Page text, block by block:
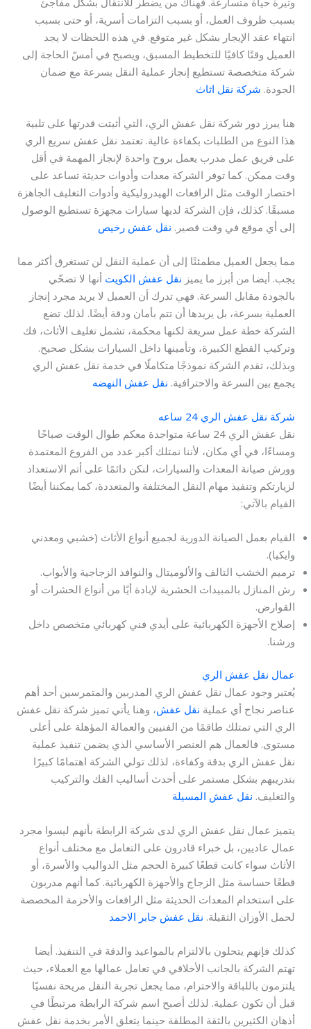
بسبب ظروف العمل، أو بسبب التزامات أسرية، أو حتى بسبب
انتهاء عقد الإيجار بشكل غير متوقع. في هذه اللحظات لا يجد
العميل وقتًا كافيًا للتخطيط المسبق، ويصبح في أمسّ الحاجة إلى
شركة متخصصة تستطيع إنجاز عملية النقل بسرعة مع ضمان
الجودة. شركة نقل اثاث
هنا يبرز دور شركة نقل عفش الري، التي أثبتت قدرتها على تلبية
هذا النوع من الطلبات بكفاءة عالية. تعتمد نقل عفش سريع الري
على فريق عمل مدرب يعمل بروح واحدة لإنجاز المهمة في أقل
وقت ممكن. كما توفر الشركة معدات وأدوات حديثة تساعد على
اختصار الوقت مثل الرافعات الهيدروليكية وأدوات التغليف الجاهزة
مسبقًا. كذلك، فإن الشركة لديها سيارات مجهزة تستطيع الوصول
إلى أي موقع في وقت قصير. نقل عفش رخيص
مما يجعل العميل مطمئنًا إلى أن عملية النقل لن تستغرق أكثر مما
يجب. أيضا من أبرز ما يميز نقل عفش الكويت أنها لا تضحّي
بالجودة مقابل السرعة. فهي تدرك أن العميل لا يريد مجرد إنجاز
العملية بسرعة، بل يريدها أن تتم بأمان ودقة أيضًا. لذلك تضع
الشركة خطة عمل سريعة لكنها محكمة، تشمل تغليف الأثاث، فك
وتركيب القطع الكبيرة، وتأمينها داخل السيارات بشكل صحيح.
وبذلك، تقدم الشركة نموذجًا متكاملًا في خدمة نقل عفش الري
يجمع بين السرعة والاحترافية. نقل عفش النهضه
شركة نقل عفش الري 24 ساعه
نقل عفش الري 24 ساعة متواجدة معكم طوال الوقت صباحًا
ومساءًا، في أي مكان، لأننا نمتلك أكبر عدد من الفروع المعتمدة
وورش صيانة المعدات والسيارات، لنكن دائمًا على أتم الاستعداد
لزيارتكم وتنفيذ مهام النقل المختلفة والمتعددة، كما يمكننا أيضًا
القيام بالآتي:
القيام بعمل الصيانة الدورية لجميع أنواع الأثاث (خشبي ومعدني
وايكيا).
ترميم الخشب التالف والألوميتال والنوافذ الزجاجية والأبواب.
رش المنازل بالمبيدات الحشرية لإبادة أيًا من أنواع الحشرات أو
القوارض.
إصلاح الأجهزة الكهربائية على أيدي فني كهربائي متخصص داخل
ورشنا.
عمال نقل عفش الري
يُعتبر وجود عمال نقل عفش الري المدربين والمتمرسين أحد أهم
عناصر نجاح أي عملية نقل عفش، وهنا يأتي تميز شركة نقل عفش
الري التي تمتلك طاقمًا من الفنيين والعمالة المؤهلة على أعلى
مستوى. فالعمال هم العنصر الأساسي الذي يضمن تنفيذ عملية
نقل عفش الري بدقة وكفاءة، لذلك تولي الشركة اهتمامًا كبيرًا
بتدريبهم بشكل مستمر على أحدث أساليب الفك والتركيب
والتغليف. نقل عفش المسيلة
يتميز عمال نقل عفش الري لدى شركة الرابطة بأنهم ليسوا مجرد
عمال عاديين، بل خبراء قادرون على التعامل مع مختلف أنواع
الأثاث سواء كانت قطعًا كبيرة الحجم مثل الدواليب والأسرة، أو
قطعًا حساسة مثل الزجاج والأجهزة الكهربائية. كما أنهم مدربون
على استخدام المعدات الحديثة مثل الرافعات والأحزمة المخصصة
لحمل الأوزان الثقيلة. نقل عفش جابر الاحمد
كذلك فإنهم يتحلون بالالتزام بالمواعيد والدقة في التنفيذ. أيضا
تهتم الشركة بالجانب الأخلاقي في تعامل عمالها مع العملاء، حيث
يلتزمون باللباقة والاحترام، مما يجعل تجربة النقل مريحة نفسيًا
قبل أن تكون عملية. لذلك أصبح اسم شركة الرابطة مرتبطًا في
أذهان الكثيرين بالثقة المطلقة حينما يتعلق الأمر بخدمة نقل عفش